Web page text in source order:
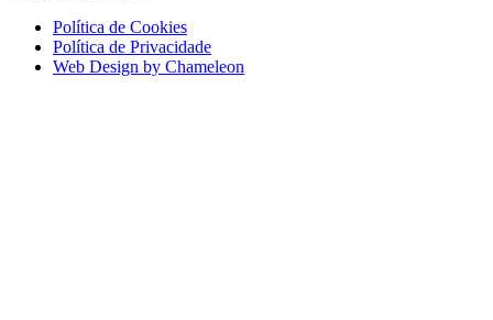
Política de Cookies
Política de Privacidade
Web Design by Chameleon